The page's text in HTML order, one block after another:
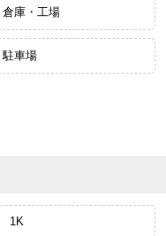
倉庫・工場
駐車場
1K